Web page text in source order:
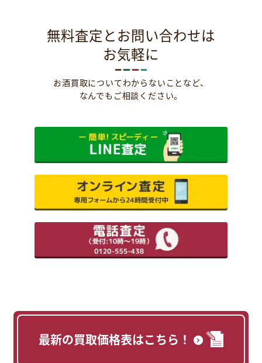
無料査定とお問い合わせは
お気軽に
お酒買取についてわからないことなど、
なんでもご相談ください。
最新の買取価格表はこちら！